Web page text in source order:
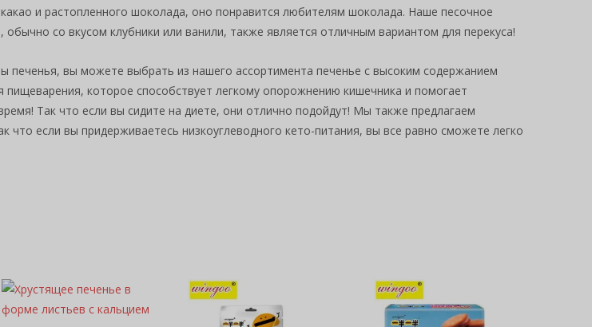
и растопленного шоколада, оно понравится любителям шоколада. Наше песочное
со вкусом клубники или ванили, также является отличным вариантом для перекуса!
печенья, вы можете выбрать из нашего ассортимента печенье с высоким содержанием
пищеварения, которое способствует легкому опорожнению кишечника и помогает
Так что если вы сидите на диете, они отлично подойдут! Мы также предлагаем
что если вы придерживаетесь низкоуглеводного кето-питания, вы все равно сможете легко